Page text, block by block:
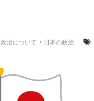
政治について ・ 日本の政治